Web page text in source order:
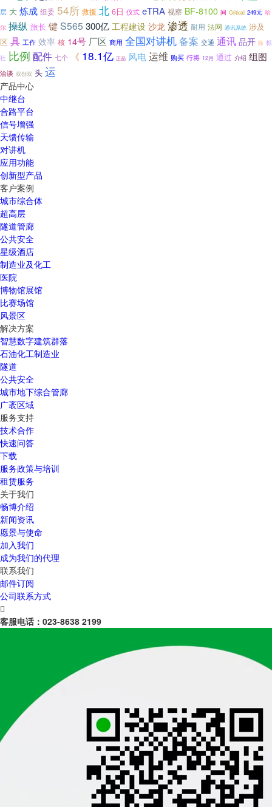
层 大 炼成 组委 54所 救援 北 6日 仪式 eTRA 视察 BF-8100 间 Critical 249元 哈
尔 操纵 旅长 键S565 300亿 工程建设 沙龙 渗透 耐用 法网 通讯系统 涉及
区 具 工作 效率 核 14号 厂区 商用 全国对讲机备案 交通 通讯 品开 除 栎
社 比例 配件 七个 《 18.1亿 正品 风电运维 购买 行将 12月 通过 介绍 组图
洽谈 双创双 头 运
产品中心
中继台
合路平台
信号增强
天馈传输
对讲机
应用功能
创新型产品
客户案例
城市综合体
超高层
隧道管廊
公共安全
星级酒店
制造业及化工
医院
博物馆展馆
比赛场馆
风景区
解决方案
智慧数字建筑群落
石油化工制造业
隧道
公共安全
城市地下综合管廊
广袤区域
服务支持
技术合作
快速问答
下载
服务政策与培训
租赁服务
关于我们
畅博介绍
新闻资讯
愿景与使命
加入我们
成为我们的代理
联系我们
邮件订阅
公司联系方式

客服电话： 023-8638 2199